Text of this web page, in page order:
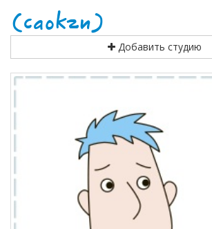
(caokzn)
Добавить студию